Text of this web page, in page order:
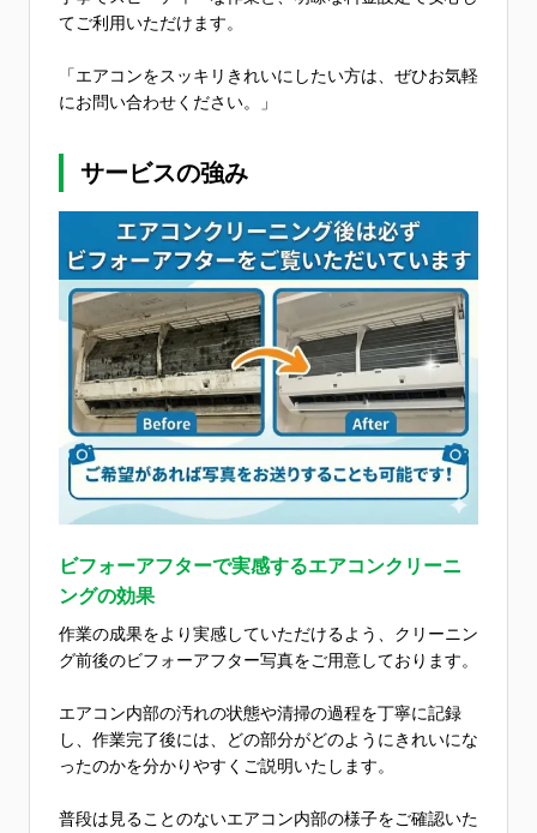
てご利用いただけます。
「エアコンをスッキリきれいにしたい方は、ぜひお気軽
にお問い合わせください。」
サービスの強み
ビフォーアフターで実感するエアコンクリーニ
ングの効果
作業の成果をより実感していただけるよう、クリーニン
グ前後のビフォーアフター写真をご用意しております。
エアコン内部の汚れの状態や清掃の過程を丁寧に記録
し、作業完了後には、どの部分がどのようにきれいにな
ったのかを分かりやすくご説明いたします。
普段は見ることのないエアコン内部の様子をご確認いた